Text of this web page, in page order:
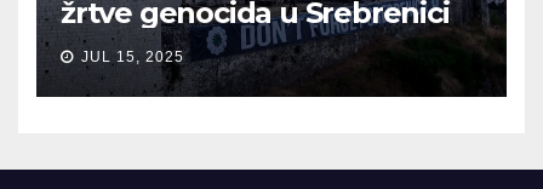
žrtve genocida u Srebrenici
JUL 15, 2025